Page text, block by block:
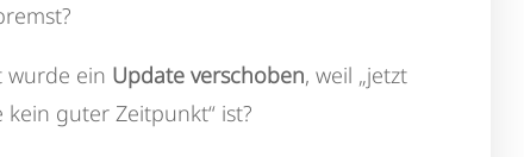
wurde ein Update verschoben, weil „jetzt
kein guter Zeitpunkt“ ist?